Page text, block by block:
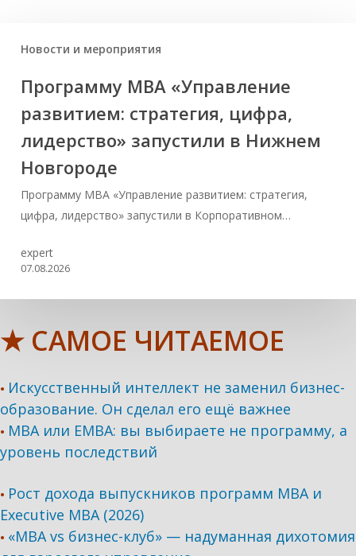
Новости и мероприятия
Программу MBA «Управление
развитием: стратегия, цифра,
лидерство» запустили в Нижнем
Новгороде
Программу MBA «Управление развитием: стратегия,
цифра, лидерство» запустили в Корпоративном…
expert
07.08.2026
★ САМОЕ ЧИТАЕМОЕ
• Искусственный интеллект не заменил бизнес-
образование. Он сделал его ещё важнее
• MBA или EMBA: вы выбираете не программу, а
уровень последствий
• Рост дохода выпускников программ МВА и
Executive MBA (2026)
• «MBA vs бизнес-клуб» — надуманная дихотомия